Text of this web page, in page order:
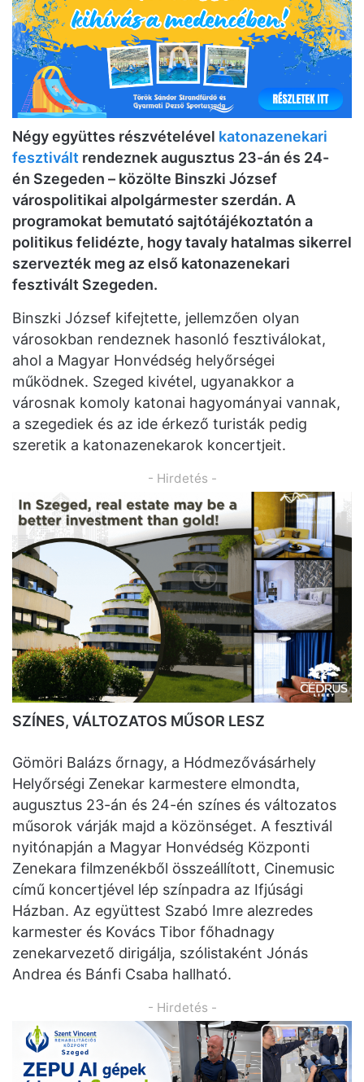
Négy együttes részvételével katonazenekari
fesztivált rendeznek augusztus 23-án és 24-
én Szegeden – közölte Binszki József
várospolitikai alpolgármester szerdán. A
programokat bemutató sajtótájékoztatón a
politikus felidézte, hogy tavaly hatalmas sikerrel
szervezték meg az első katonazenekari
fesztivált Szegeden.
Binszki József kifejtette, jellemzően olyan
városokban rendeznek hasonló fesztiválokat,
ahol a Magyar Honvédség helyőrségei
működnek. Szeged kivétel, ugyanakkor a
városnak komoly katonai hagyományai vannak,
a szegediek és az ide érkező turisták pedig
szeretik a katonazenekarok koncertjeit.
- Hirdetés -
SZÍNES, VÁLTOZATOS MŰSOR LESZ
Gömöri Balázs őrnagy, a Hódmezővásárhely
Helyőrségi Zenekar karmestere elmondta,
augusztus 23-án és 24-én színes és változatos
műsorok várják majd a közönséget. A fesztivál
nyitónapján a Magyar Honvédség Központi
Zenekara filmzenékből összeállított, Cinemusic
című koncertjével lép színpadra az Ifjúsági
Házban. Az együttest Szabó Imre alezredes
karmester és Kovács Tibor főhadnagy
zenekarvezető dirigálja, szólistaként Jónás
Andrea és Bánfi Csaba hallható.
- Hirdetés -